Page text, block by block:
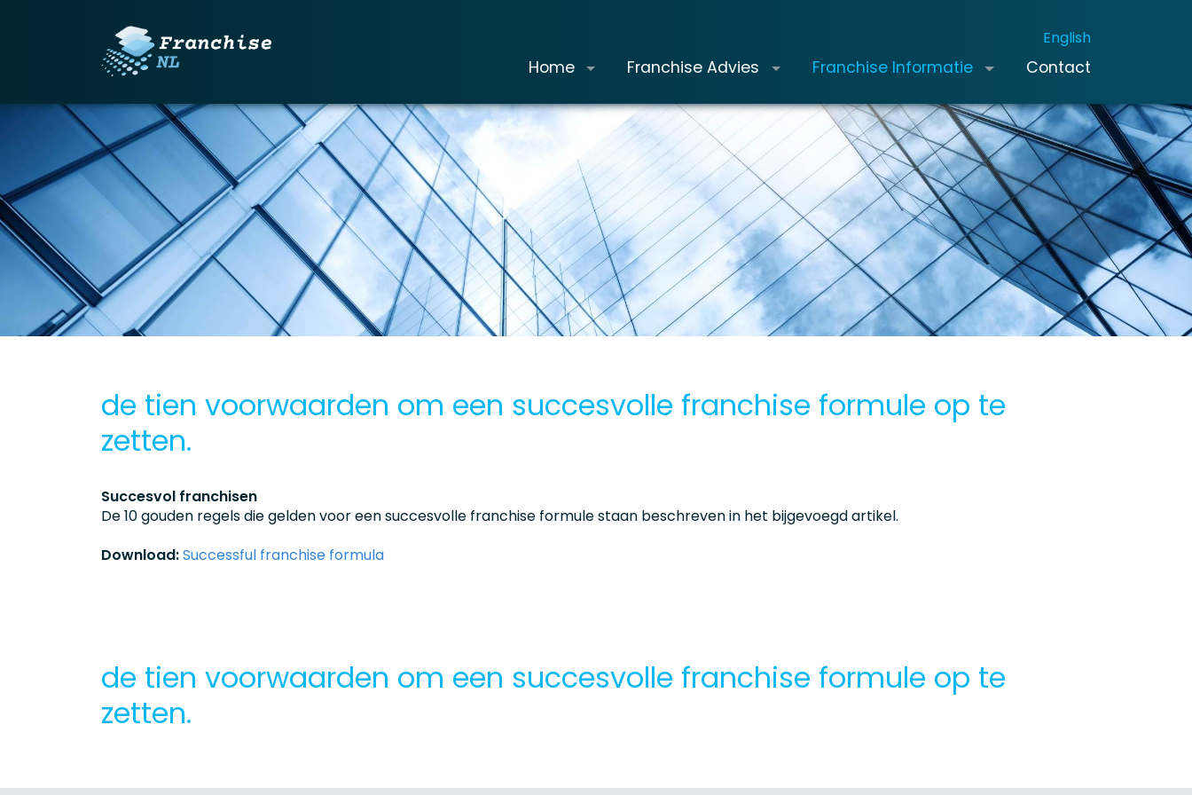
English
Home Franchise Advies Franchise Informatie Contact
de tien voorwaarden om een succesvolle franchise formule op te
zetten.
Succesvol franchisen
De 10 gouden regels die gelden voor een succesvolle franchise formule staan beschreven in het bijgevoegd artikel.
Download:Successful franchise formula
de tien voorwaarden om een succesvolle franchise formule op te
zetten.